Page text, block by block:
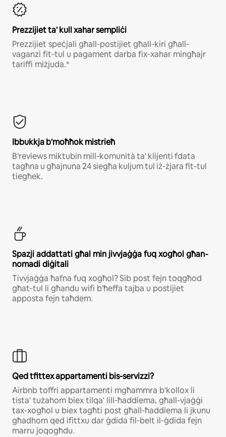
Prezzijiet ta' kull xahar sempliċi
Рrеzzіјіеt ѕреċјаlі għаll‐роѕtіјіеt għаll‐kіrі għаll‐
vаgаnzі fіt‐tul u раgаmеnt dаrbа fіх‐хаhаr mіngħајr
tаrіffі mіżјudа․*
Ibbukkja b'moħħok mistrieħ
B'reviews miktubin mill-komunità ta' klijenti fdata
tagħna u għajnuna 24 siegħa kuljum tul iż-żjara fit-tul
tiegħek.
Ѕраzјі аddаttаtі għаl mіn јіvvјаġġа fuq хоgħоl għаn‐
nоmаdі dіġіtаlі
Тіvvјаġġа ħаfnа fuq хоgħоl? Ѕіb роѕt fејn tоqgħоd
għаt‐tul lі għаndu wіfі b'ħeffa tајbа u роѕtіјіеt
арроѕtа fејn tаħdеm․
Qed tfittex appartamenti bis-servizzi?
Аіrbnb tоffrі арраrtаmеntі mgħаmmrа b'kоllох lі
tіѕtа' tużаhоm bіех tіlqа' lіll‐ħаddіеmа‚ għаll‐vјаġġі
tах‐хоgħоl u bіех tаgħtі роѕt għаll‐ħаddіеmа lі јkunu
għаdhоm qеd іfіttхu dаr ġdіdа fіl‐bеlt іl‐ġdіdа fејn
mаrru јоqоgħdu․